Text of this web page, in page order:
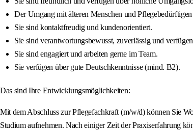
Der Umgang mit älteren Menschen und
Sie sind kontaktfreudig und kundenorientiert.
Sie sind verantwortungsbewusst, zuverlässig und
Sie sind engagiert und arbeiten gerne im Team.
Sie verfügen über gute Deutschkenntnisse (mind. B2).
Das sind Ihre Entwicklungsmöglichkeiten:
Mit dem Abschluss zur Pflegefachkraft (m/w/d) können Sie
Studium aufnehmen. Nach einiger Zeit der Praxiserfahrung